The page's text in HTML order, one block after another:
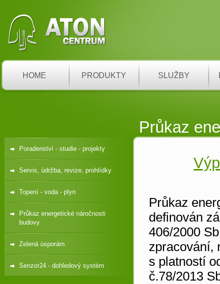
HOME PRODUKTY SLUŽBY
Poradenství - studie - projekty
Servis, údržba, revize, prohlídky
Topení - voda - plyn
Průkaz energetické náročnosti
budovy
Zelená úsporám
Senzor24 - dohledový systém
Průkaz
Průkaz
definován
406/2000
zpracování,
s platností
č.78/2013